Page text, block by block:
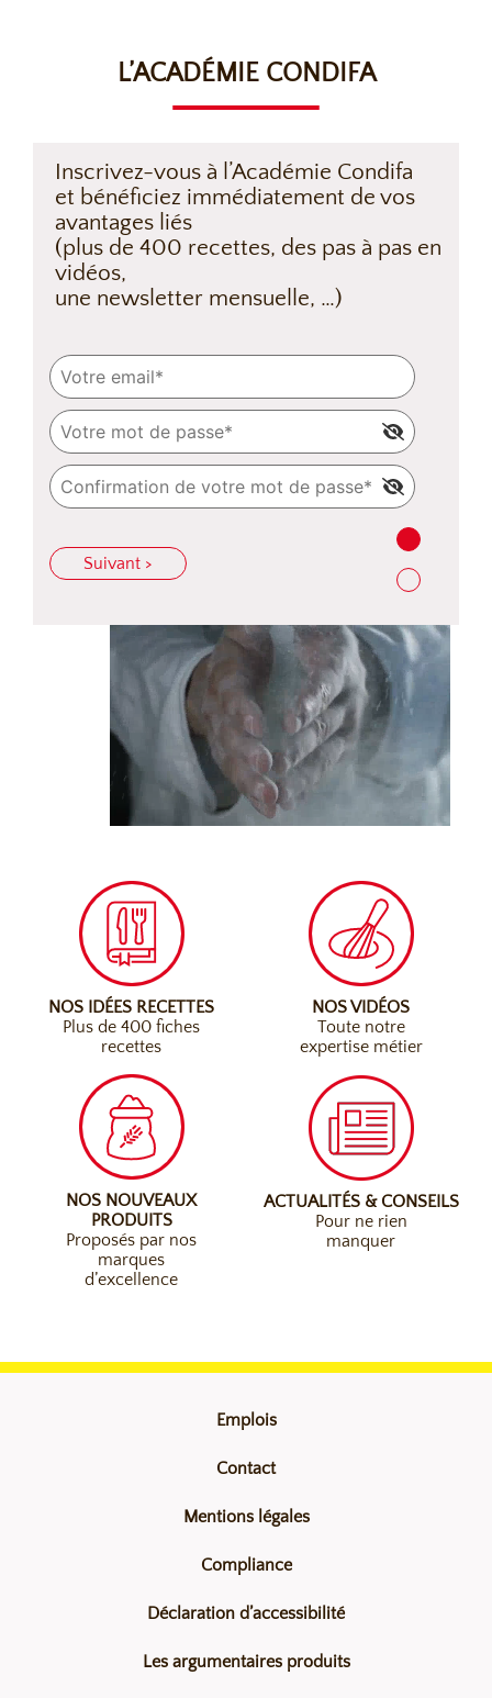
L’ACADÉMIE CONDIFA
Inscrivez-vous à l’Académie Condifa
et bénéficiez immédiatement de vos
avantages liés
(plus de 400 recettes, des pas à pas en
vidéos,
une newsletter mensuelle, …)
Suivant >
NOS IDÉES RECETTES
Plus de 400 fiches
recettes
NOS VIDÉOS
Toute notre
expertise métier
NOS NOUVEAUX
PRODUITS
Proposés par nos
marques
d’excellence
ACTUALITÉS & CONSEILS
Pour ne rien
manquer
Emplois
Contact
Mentions légales
Compliance
Déclaration d’accessibilité
Les argumentaires produits